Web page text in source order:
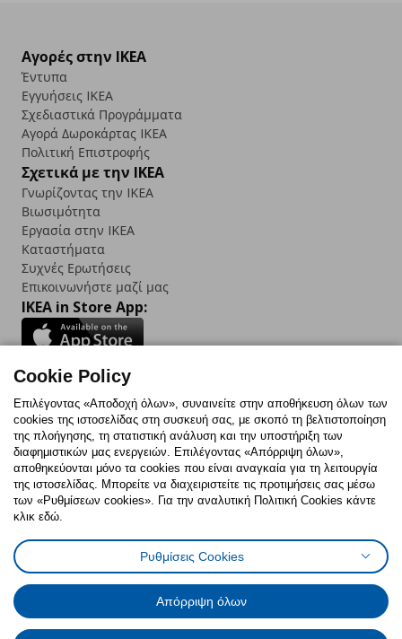
Αγορές στην IKEA
Έντυπα
Εγγυήσεις IKEA
Σχεδιαστικά Προγράμματα
Αγορά Δωρoκάρτας IKEA
Πολιτική Επιστροφής
Σχετικά με την IKEA
Γνωρίζοντας την IKEA
Βιωσιμότητα
Εργασία στην IKEA
Καταστήματα
Συχνές Ερωτήσεις
Επικοινωνήστε μαζί μας
IKEA in Store App:
Follow us:
FacebookInstagram
TikTokYoutubePinterestTwitter
Πολιτική CookiesΔήλωση ψηφιακής προσβασιμότητας
Ρυθμίσεις cookiesΌροι Χρήσης
Γενική Πολιτική Προσωπικών Δεδομένων
Πολιτική Προσωπικών Δεδομένων για ΙΚΕΑ.gr
Κώδικας Καταναλωτικής Δεοντολογίας
Cookie Policy
Επιλέγοντας «Αποδοχή όλων», συναινείτε στην αποθήκευση όλων των
cookies της ιστοσελίδας στη συσκευή σας, με σκοπό τη βελτιστοποίηση
της πλοήγησης, τη στατιστική ανάλυση και την υποστήριξη των
διαφημιστικών μας ενεργειών. Επιλέγοντας «Απόρριψη όλων»,
αποθηκεύονται μόνο τα cookies που είναι αναγκαία για τη λειτουργία
της ιστοσελίδας. Μπορείτε να διαχειριστείτε τις προτιμήσεις σας μέσω
των «Ρυθμίσεων cookies». Για την αναλυτική Πολιτική Cookies κάντε
κλικ εδώ.
Ρυθμίσεις Cookies
Απόρριψη όλων